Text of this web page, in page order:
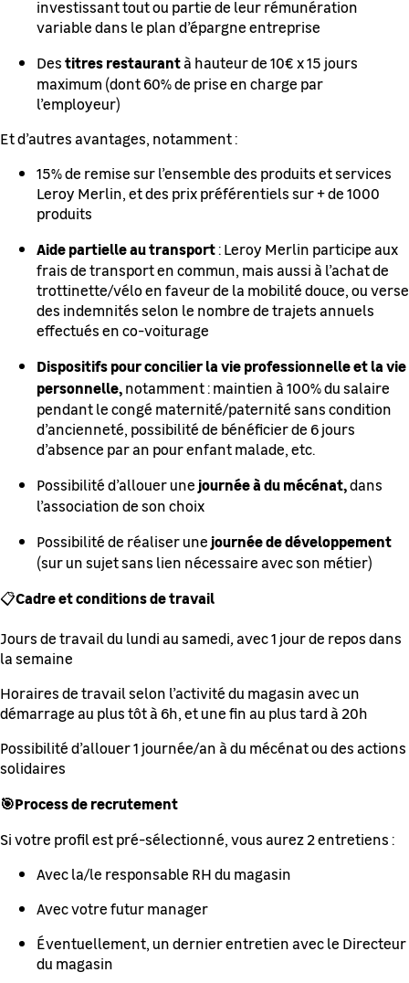
investissant tout ou partie de leur rémunération
variable dans le plan d’épargne entreprise
Destitres restaurantà hauteur de 10€ x 15 jours
maximum (dont 60% de prise en charge par
l’employeur)
Et d’autres avantages, notamment :
15% de remise sur l’ensemble des produits et services
Leroy Merlin, et des prix préférentiels sur + de 1000
produits
Aide partielle au transport: Leroy Merlin participe aux
frais de transport en commun, mais aussi à l’achat de
trottinette/vélo en faveur de la mobilité douce, ou verse
des indemnités selon le nombre de trajets annuels
effectués en co-voiturage
Dispositifs pour concilier la vie professionnelle et la vie
personnelle,notamment : maintien à 100% du salaire
pendant le congé maternité/paternité sans condition
d’ancienneté, possibilité de bénéficier de 6 jours
d’absence par an pour enfant malade, etc.
Possibilité d’allouer une journée à du mécénat,dans
l’association de son choix
Possibilité de réaliser une journée de développement
(sur un sujet sans lien nécessaire avec son métier)
📋Cadre et conditions de travail
Jours de travail du lundi au samedi,avec 1 jour de repos dans
la semaine
Horaires de travail selon l’activité du magasinavec un
démarrage au plus tôt à 6h, et une fin au plus tard à 20h
Possibilité d’allouer 1 journée/an à du mécénat ou des actions
solidaires
🎯Process de recrutement
Si votre profil est pré-sélectionné, vous aurez 2 entretiens :
Avec la/le responsable RH du magasin
Avec votre futur manager
Éventuellement, un dernier entretien avec le Directeur
du magasin